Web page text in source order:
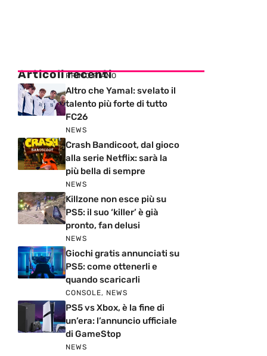
Articoli recenti
PRIMO PIANO
Altro che Yamal: svelato il
talento più forte di tutto
FC26
NEWS
Crash Bandicoot, dal gioco
alla serie Netflix: sarà la
più bella di sempre
NEWS
Killzone non esce più su
PS5: il suo ‘killer’ è già
pronto, fan delusi
NEWS
Giochi gratis annunciati su
PS5: come ottenerli e
quando scaricarli
CONSOLE, NEWS
PS5 vs Xbox, è la fine di
un’era: l’annuncio ufficiale
di GameStop
NEWS